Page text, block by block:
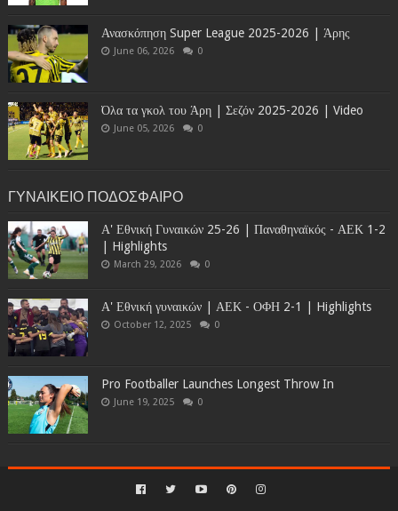
Ανασκόπηση Super League 2025-2026 | Άρης
June 06, 2026 0
Όλα τα γκολ του Άρη | Σεζόν 2025-2026 | Video
June 05, 2026 0
ΓΥΝΑΙΚΕΙΟ ΠΟΔΟΣΦΑΙΡΟ
Α' Εθνική Γυναικών 25-26 | Παναθηναϊκός - ΑΕΚ 1-2
| Highlights
March 29, 2026 0
Α' Εθνική γυναικών | ΑΕΚ - ΟΦΗ 2-1 | Highlights
October 12, 2025 0
Pro Footballer Launches Longest Throw In
June 19, 2025 0